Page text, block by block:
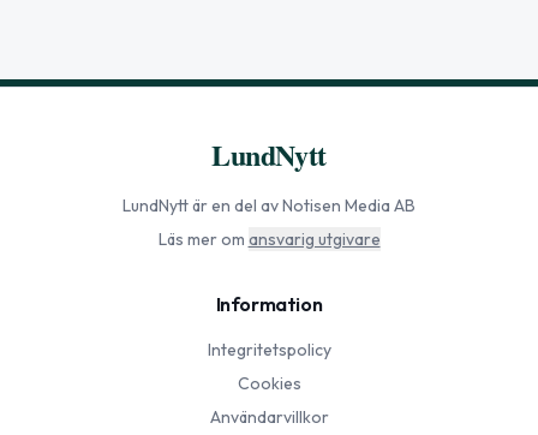
LundNytt
LundNyttär en del av Notisen Media AB
Läs mer om ansvarig utgivare
Information
Integritetspolicy
Cookies
Användarvillkor